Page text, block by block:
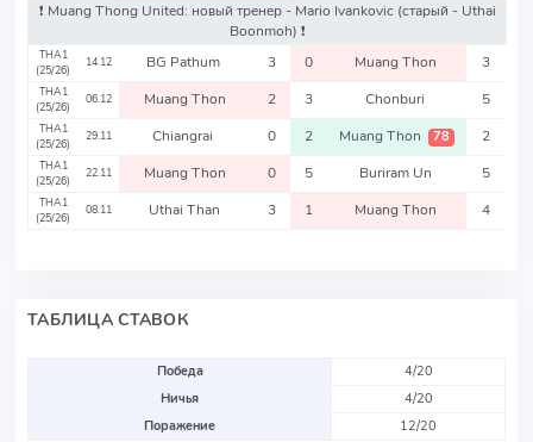
❗️ Muang Thong United: новый тренер - Mario Ivankovic (старый - Uthai
Boonmoh) ❗️
THA1
(25/26)
14.12 BG Pathum 3 0 Muang Thon 3
THA1
(25/26)
06.12 Muang Thon 2 3 Chonburi 5
THA1
(25/26)
29.11 Chiangrai 0 2 Muang Thon 78 2
THA1
(25/26)
22.11 Muang Thon 0 5 Buriram Un 5
THA1
(25/26)
08.11 Uthai Than 3 1 Muang Thon 4
ТАБЛИЦА СТАВОК
Победа
4/20
Ничья
4/20
Поражение
12/20